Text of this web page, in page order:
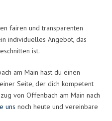
fairen und transparenten
individuelles Angebot, das
ist.
am Main hast du einen
Seite, der dich kompetent
von Offenbach am Main nach
uns noch heute und vereinbare